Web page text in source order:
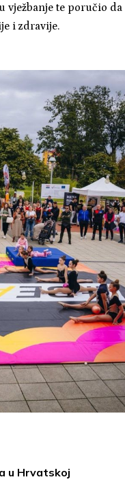
vježbanje te poručio da
i zdravije.
u Hrvatskoj